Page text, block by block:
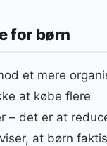
for børn
et mere
at købe flere
– det er at
at børn